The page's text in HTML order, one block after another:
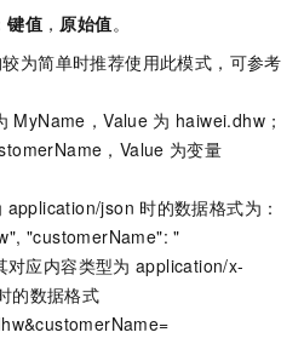
键值 ， 原始值。
为简单时推荐使用此模式，可参考
MyName，Value 为 haiwei.dhw；
，Value 为变量
application/json 时的数据格式为：
"customerName": "
应内容类型为 application/x-
的数据格式